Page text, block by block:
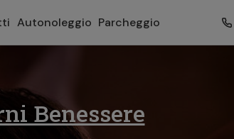
Autonoleggio Parcheggio
aperta